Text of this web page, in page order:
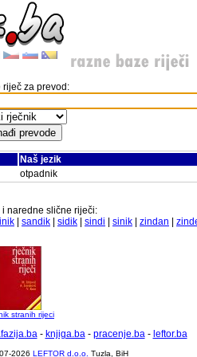
riječ za prevod:
Naš jezik
otpadnik
i naredne slične riječi:
sandik sidik sindi sinik zindan
stranih rijeci
- knjiga.ba- pracenje.ba- leftor.ba
2026 LEFTOR d.o.o. Tuzla, BiH